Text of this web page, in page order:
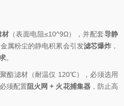
材（表面电阻≤10^9Ω），并配套导静
属粉尘的静电积累会引发滤芯爆炸 ，
。
聚酯滤材（耐温仅 120℃），必须选用
须配置阻火网 + 火花捕集器，防止高